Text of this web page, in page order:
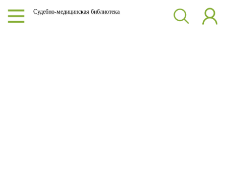
Судебно-медицинская библиотека